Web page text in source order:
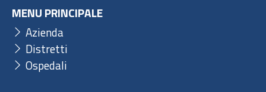
MENU PRINCIPALE
Azienda
Distretti
Ospedali